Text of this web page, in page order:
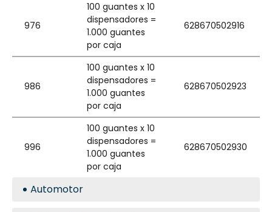
976
100 guantes x 10
dispensadores =
1.000 guantes
por caja
628670502916
986
100 guantes x 10
dispensadores =
1.000 guantes
por caja
628670502923
996
100 guantes x 10
dispensadores =
1.000 guantes
por caja
628670502930
Automotor